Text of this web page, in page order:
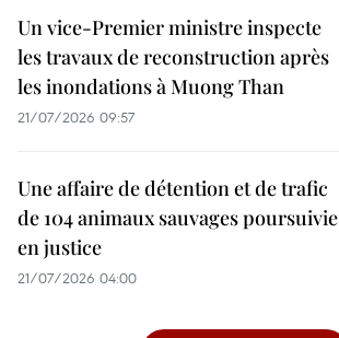
Un vice-Premier ministre inspecte
les travaux de reconstruction après
les inondations à Muong Than
21/07/2026 09:57
Une affaire de détention et de trafic
de 104 animaux sauvages poursuivie
en justice
21/07/2026 04:00